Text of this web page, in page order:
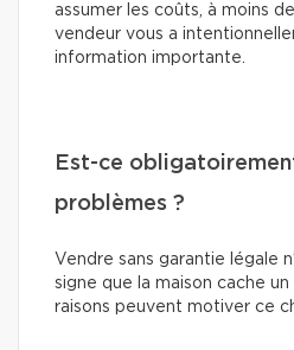
assumer les coûts, à moins
vendeur vous a
information importante.
Est-ce
problèmes ?
Vendre sans garantie légale
signe que la maison cache un
raisons peuvent motiver ce